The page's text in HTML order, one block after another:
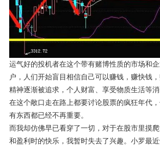
运气好的投机者在这个带有赌博性质的市场和
户，人们开始盲目相信自己可以赚钱，赚快钱
精神逐渐被追求，个人财富、享受物质生活等消
在这个敞口走在路上都要讨论股票的疯狂年代
有东西都已经不再重要。
而我却仿佛早已看穿了一切，对于在股市里摸
和盈利时的快乐，我暂时失去了兴趣。小罗最